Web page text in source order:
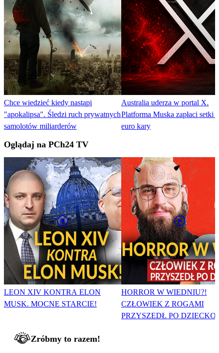
Chce wiedzieć kiedy nastąpi
"apokalipsa". Śledzi ruch prywatnych
samolotów miliarderów
Australia uderza w portal X.
Platforma Muska zapłaci setki
euro kary
Oglądaj na PCh24 TV
LEON XIV KONTRA ELON
MUSK. MOCNE STARCIE!
HORROR W WIEDNIU?!
CZŁOWIEK Z ROGAMI
PRZYSZEDŁ PO DZIECKO
Zróbmy to razem!